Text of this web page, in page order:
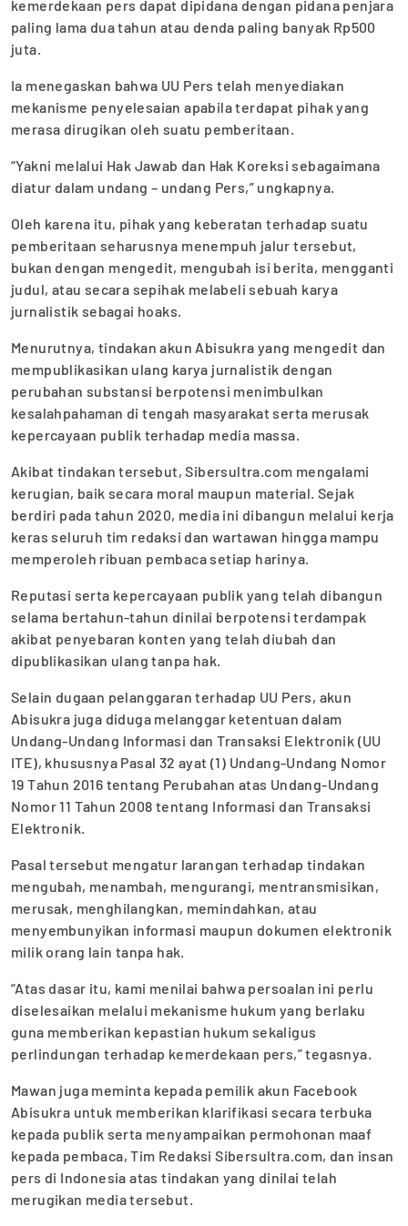
kemerdekaan pers dapat dipidana dengan pidana penjara
paling lama dua tahun atau denda paling banyak Rp500
juta.
Ia menegaskan bahwa UU Pers telah menyediakan
mekanisme penyelesaian apabila terdapat pihak yang
merasa dirugikan oleh suatu pemberitaan.
“Yakni melalui Hak Jawab dan Hak Koreksi sebagaimana
diatur dalam undang – undang Pers,” ungkapnya.
Oleh karena itu, pihak yang keberatan terhadap suatu
pemberitaan seharusnya menempuh jalur tersebut,
bukan dengan mengedit, mengubah isi berita, mengganti
judul, atau secara sepihak melabeli sebuah karya
jurnalistik sebagai hoaks.
Menurutnya, tindakan akun Abisukra yang mengedit dan
mempublikasikan ulang karya jurnalistik dengan
perubahan substansi berpotensi menimbulkan
kesalahpahaman di tengah masyarakat serta merusak
kepercayaan publik terhadap media massa.
Akibat tindakan tersebut, Sibersultra.com mengalami
kerugian, baik secara moral maupun material. Sejak
berdiri pada tahun 2020, media ini dibangun melalui kerja
keras seluruh tim redaksi dan wartawan hingga mampu
memperoleh ribuan pembaca setiap harinya.
Reputasi serta kepercayaan publik yang telah dibangun
selama bertahun-tahun dinilai berpotensi terdampak
akibat penyebaran konten yang telah diubah dan
dipublikasikan ulang tanpa hak.
Selain dugaan pelanggaran terhadap UU Pers, akun
Abisukra juga diduga melanggar ketentuan dalam
Undang-Undang Informasi dan Transaksi Elektronik (UU
ITE), khususnya Pasal 32 ayat (1) Undang-Undang Nomor
19 Tahun 2016 tentang Perubahan atas Undang-Undang
Nomor 11 Tahun 2008 tentang Informasi dan Transaksi
Elektronik.
Pasal tersebut mengatur larangan terhadap tindakan
mengubah, menambah, mengurangi, mentransmisikan,
merusak, menghilangkan, memindahkan, atau
menyembunyikan informasi maupun dokumen elektronik
milik orang lain tanpa hak.
“Atas dasar itu, kami menilai bahwa persoalan ini perlu
diselesaikan melalui mekanisme hukum yang berlaku
guna memberikan kepastian hukum sekaligus
perlindungan terhadap kemerdekaan pers,” tegasnya.
Mawan juga meminta kepada pemilik akun Facebook
Abisukra untuk memberikan klarifikasi secara terbuka
kepada publik serta menyampaikan permohonan maaf
kepada pembaca, Tim Redaksi Sibersultra.com, dan insan
pers di Indonesia atas tindakan yang dinilai telah
merugikan media tersebut.